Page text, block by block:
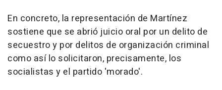
En concreto, la representación de Martínez
sostiene que se abrió juicio oral por un delito de
secuestro y por delitos de organización criminal
como así lo solicitaron, precisamente, los
socialistas y el partido 'morado'.